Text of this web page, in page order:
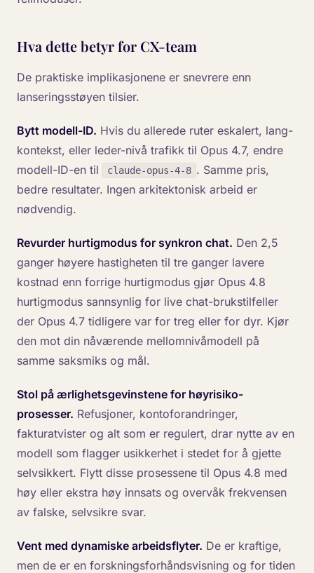
Hva dette betyr for CX-team
De praktiske implikasjonene er snevrere enn
lanseringsstøyen tilsier.
Bytt modell-ID. Hvis du allerede ruter eskalert, lang-
kontekst, eller leder-nivå trafikk til Opus 4.7, endre
modell-ID-en til
claude-opus-4-8 . Samme pris,
bedre resultater. Ingen arkitektonisk arbeid er
nødvendig.
Revurder hurtigmodus for synkron chat. Den 2,5
ganger høyere hastigheten til tre ganger lavere
kostnad enn forrige hurtigmodus gjør Opus 4.8
hurtigmodus sannsynlig for live chat-brukstilfeller
der Opus 4.7 tidligere var for treg eller for dyr. Kjør
den mot din nåværende mellomnivåmodell på
samme saksmiks og mål.
Stol på ærlighetsgevinstene for høyrisiko-
prosesser. Refusjoner, kontoforandringer,
fakturatvister og alt som er regulert, drar nytte av en
modell som flagger usikkerhet i stedet for å gjette
selvsikkert. Flytt disse prosessene til Opus 4.8 med
høy eller ekstra høy innsats og overvåk frekvensen
av falske, selvsikre svar.
Vent med dynamiske arbeidsflyter. De er kraftige,
men de er en forskningsforhåndsvisning og for tiden